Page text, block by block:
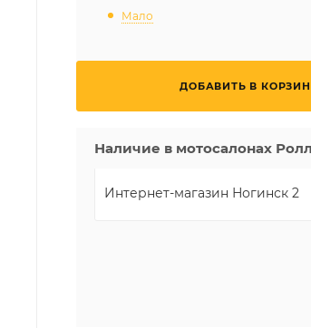
Мало
ДОБАВИТЬ В
Наличие в мотосалонах
Интернет-магазин Ногинск 2